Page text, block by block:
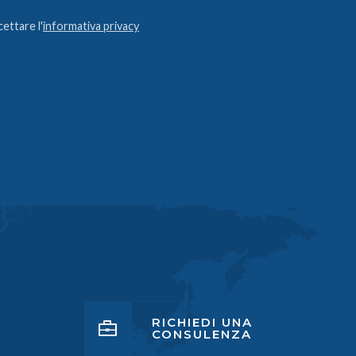
l'informativa privacy
RICHIEDI UNA
CONSULENZA